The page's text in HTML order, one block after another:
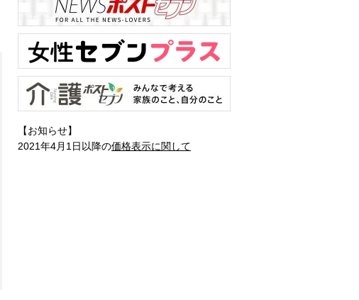
【お知らせ】
2021年4月1日以降の価格表示に関して